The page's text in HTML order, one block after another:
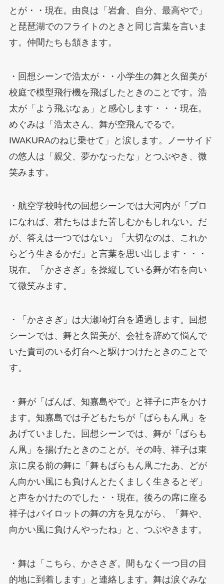
とが・・現在。由良は「岩倉、自分、最高やで」
と琵琶湖でのフライトのときと同じ言葉を言いま
す。仲間たちも頷きます。
・回想シーンで浩太が・・小学生の舞と久留美が
校庭で模型飛行機を飛ばしたときのことです。浩
太が「よう飛ぶなぁ」と感心します・・・現在。
めぐみは「浩太さん、舞が空飛んでるで。
IWAKURAのねじ乗せて」と涙します。ノーサイド
の悠人は「親父、夢かなったな」とつぶやき、微
笑みます。
・航空学校時代の回想シーンでは大河内が「プロ
になれば、君たちはまた苦しむかもしれない。だ
が、答えは一つではない」「大切なのは、これか
らどう生きるかだ」と言葉を思い出します・・・
現在。「かささぎ」を操縦している舞が右を向い
て微笑みます。
・「かささぎ」は大瀬埼灯台を通過します。回想
シーンでは、舞と久留美が、会社を辞めて悩んで
いた貴司のいる灯台へと駆けつけたときのことで
す。
・舞が「ばんば、知嘉島やで」と祥子に声をかけ
ます。知嘉島では子どもたちが「ばらもん凧」を
あげていました。回想シーンでは、舞が「ばらも
ん凧」を揚げたときのことが。その時、祥子は東
京に戻る前の舞に「舞もばらもん凧ごたあ、どが
ん向かい風にも負けんとたくましく生きるとぞ」
と声をかけたのでした・・現在。後ろの席に座る
祥子はパイロットの舞の方を見ながら、「舞や、
向かい風に負けんやったね」と、つぶやきます。
・舞は「こちら、かささぎ。間もなく一つ目の目
的地に到着します」と連絡します。舞は涙ぐみな